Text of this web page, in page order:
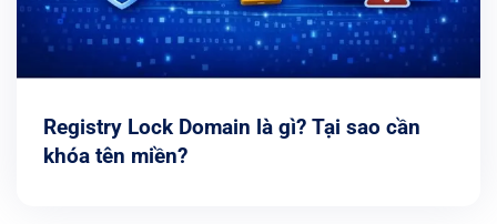
Registry Lock Domain là gì? Tại sao cần
khóa tên miền?